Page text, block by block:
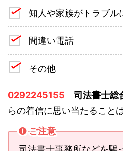
知人や家族がトラブル
間違い電話
その他
0292245155 司法書士総
らの着信に思い当たること
ご注意